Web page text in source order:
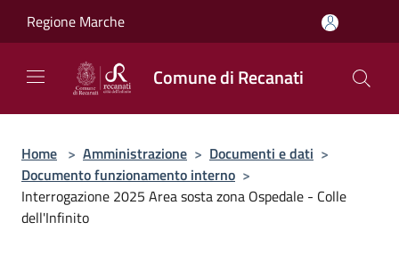
Regione Marche
Comune di Recanati
Home > Amministrazione > Documenti e dati >
Documento funzionamento interno >
Interrogazione 2025 Area sosta zona Ospedale - Colle
dell'Infinito